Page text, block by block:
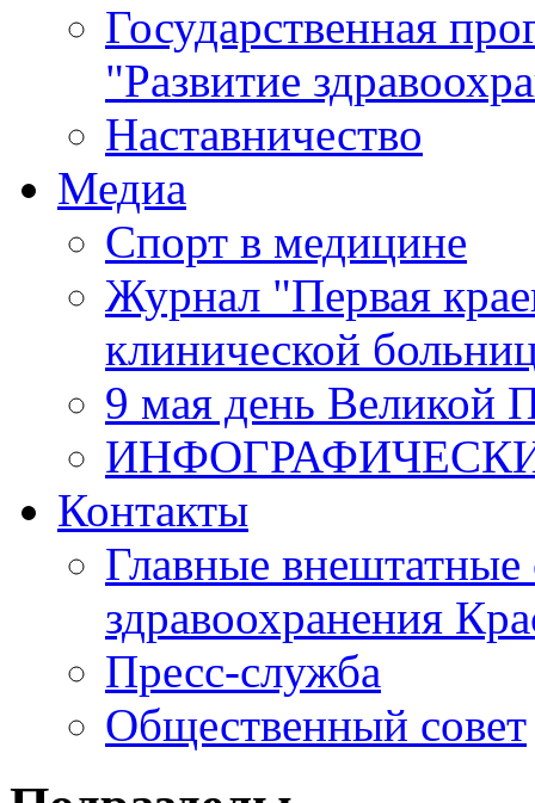
Государственная
"Развитие
Наставничество
Медиа
Спорт в медицине
Журнал "Первая
клинической
9 мая день Великой
Контакты
Главные внештатные
здравоохранения
Пресс-служба
Общественный совет